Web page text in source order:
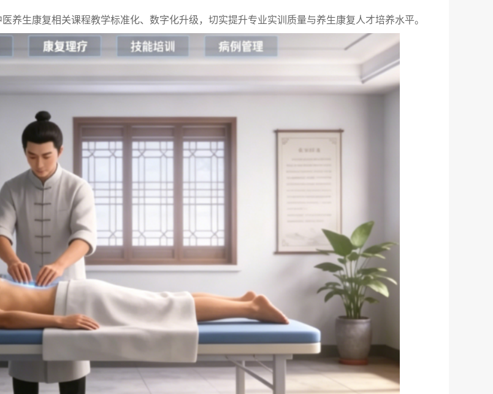
养生康复相关课程教学标准化、数字化升级，切实提升专业实训质量与养生康复人才培养水平。